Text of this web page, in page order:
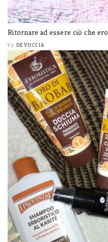
Ritornare ad essere ciò che ero
by DEVUCCIA